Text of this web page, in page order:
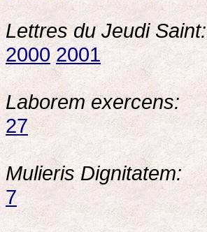
Lettres du Jeudi Saint:
2000 2001
Laborem exercens:
27
Mulieris Dignitatem:
7